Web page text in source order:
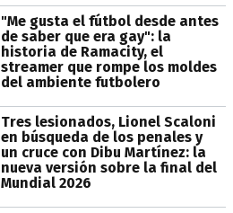
"Me gusta el fútbol desde antes
de saber que era gay": la
historia de Ramacity, el
streamer que rompe los moldes
del ambiente futbolero
Tres lesionados, Lionel Scaloni
en búsqueda de los penales y
un cruce con Dibu Martínez: la
nueva versión sobre la final del
Mundial 2026